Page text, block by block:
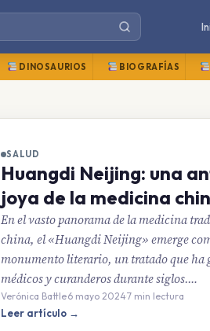
DINOSAURIOS BIOGRAFÍAS
SALUD
Huangdi Neijing: una
joya de la medicina
En el vasto panorama de la medicina
china, el «Huangdi Neijing» emerge
monumento literario, un tratado que ha
médicos y curanderos durante siglos.…
Verónica Battle·6 mayo 2024·7 min lectura
Leer artículo →